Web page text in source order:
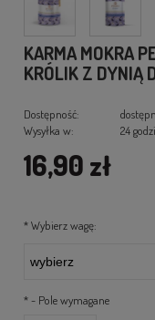
KARMA MOKRA
KRÓLIK Z DYNIĄ
Dostępność:
Wysyłka w:
24
16,90 zł
*Wybierz wagę:
*- Pole wymagane